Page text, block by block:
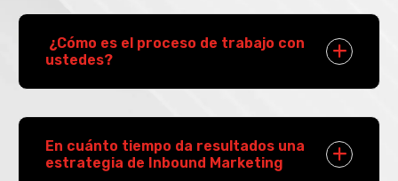
¿Cómo es el proceso de trabajo con
ustedes?
En cuánto tiempo da resultados una
estrategia de Inbound Marketing